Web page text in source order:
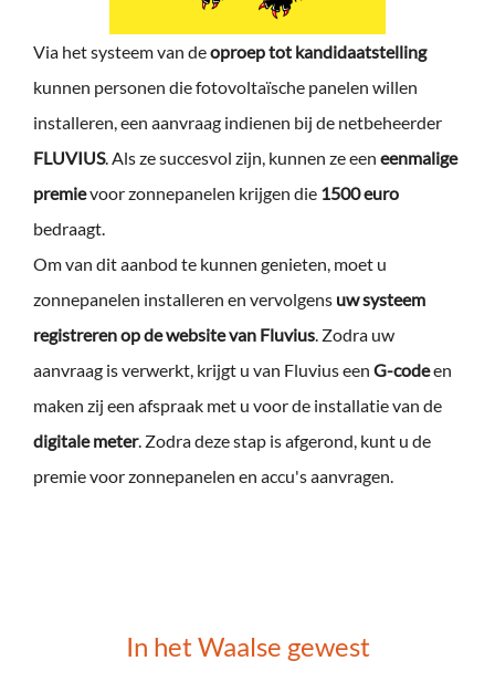
Via het systeem van deoproep tot kandidaatstelling
kunnen personen die fotovoltaïsche panelen willen
installeren, een aanvraag indienen bij de netbeheerder
FLUVIUS. Als ze succesvol zijn, kunnen ze een eenmalige
premievoor zonnepanelen krijgen die 1500 euro
bedraagt.
Om van dit aanbod te kunnen genieten, moet u
zonnepanelen installeren en vervolgens uw systeem
registreren op de website van Fluvius . Zodra uw
aanvraag is verwerkt, krijgt u van Fluvius een G-codeen
maken zij een afspraak met u voor de installatie van de
digitale meter. Zodra deze stap is afgerond, kunt u de
premie voor zonnepanelen en accu's aanvragen.
In het Waalse gewest